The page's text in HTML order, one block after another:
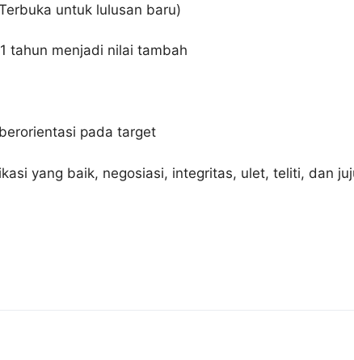
untuk lulusan baru)
tahun menjadi nilai tambah
pada target
yang baik, negosiasi, integritas, ulet, teliti, dan